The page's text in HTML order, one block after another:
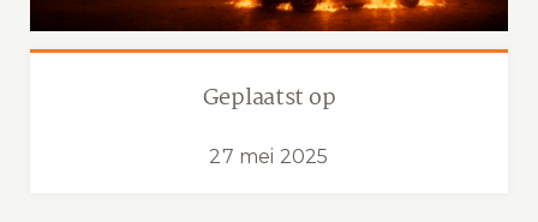
Geplaatst op
27 mei 2025